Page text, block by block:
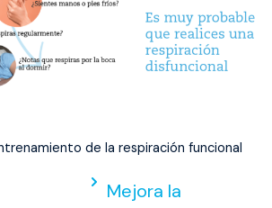
de la respiración funcional
Mejora la